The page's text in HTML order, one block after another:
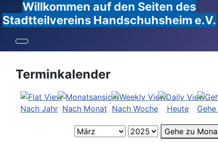
Willkommen auf den Seiten des
Stadtteilvereins Handschuhsheim e.V.
Terminkalender
Nach Jahr Nach Monat Nach Woche Heute
Gehe zu